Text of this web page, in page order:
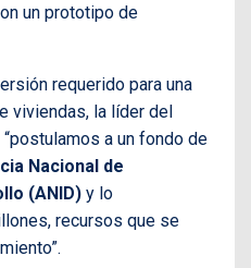
un prototipo de
requerido para una
viviendas, la líder del
a un fondo de
Nacional de
(ANID) y lo
recursos que se